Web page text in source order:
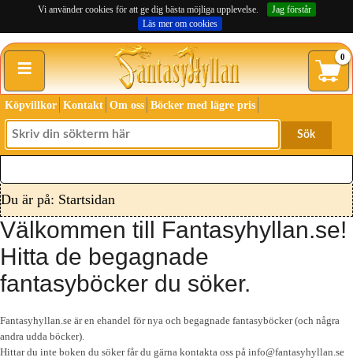
Vi använder cookies för att ge dig bästa möjliga upplevelse.
Jag förstår
Läs mer om cookies
≡ 0
Köpvillkor Kontakt Om oss Böcker med lägre pris
Sök
Du är på: Startsidan
Välkommen till Fantasyhyllan.se!
Hitta de begagnade
fantasyböcker du söker.
Fantasyhyllan.se är en ehandel för nya och begagnade fantasyböcker (och några
andra udda böcker).
Hittar du inte boken du söker får du gärna kontakta oss på info@fantasyhyllan.se